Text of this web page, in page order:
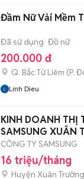
Đầm Nữ Vải Mềm
Đã sử dụng Đồ nữ
200.000 đ
Q. Bắc Từ Liêm (P.
Linh Dieu
KINH DOANH THỊ
SAMSUNG XUÂN
ĐỊNH
CÔNG TY SAMSUNG
16 triệu/tháng
Huyện Xuân Trường